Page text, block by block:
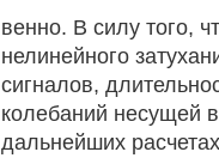
венно. В силу того,
нелинейного
сигналов,
колебаний несущей
дальнейших